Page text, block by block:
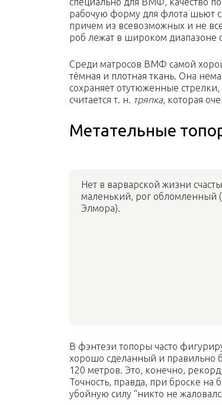
рабочую форму для флота шьют
причем из всевозможных и не
роб лежат в широком диапазоне
Среди матросов ВМФ самой
тёмная и плотная ткань. Она
сохраняет отутюженные
считается т. н. тряпка, которая
Метательные
Нет в варварской жизни
маленький, рог обломленный
Элмора).
В фэнтези топоры часто
хорошо сделанный и правильно
120 метров. Это, конечно,
Точность, правда, при броске на
убойную силу “никто не